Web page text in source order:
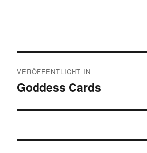
VERÖFFENTLICHT IN
Goddess Cards